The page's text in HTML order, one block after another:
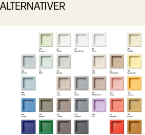
ALTERNATIVER